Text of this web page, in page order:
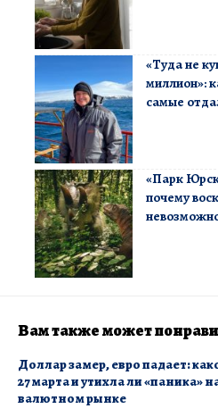
«Туда не
миллион»:
самые
«Парк
почему
Вам также может
Доллар замер, евро падает:
27 марта и утихла ли «паника»
валютном рынке